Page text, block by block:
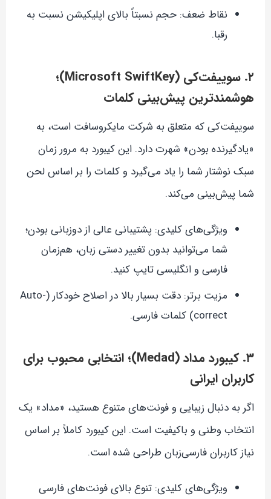
نقاط ضعف: حجم نسبتاً بالای اپلیکیشن نسبت به
رقبا.
۲. سوییفت‌کی (Microsoft SwiftKey)؛
هوشمندترین پیش‌بینی کلمات
سوییفت‌کی که متعلق به شرکت مایکروسافت است، به
«یادگیرنده بودن» شهرت دارد. این کیبورد به مرور زمان
سبک نوشتار شما را یاد می‌گیرد و کلمات را بر اساس لحن
شما پیش‌بینی می‌کند.
ویژگی‌های کلیدی: پشتیبانی عالی از دو‌زبانی بودن؛
شما می‌توانید بدون تغییر دستی زبان، هم‌زمان
فارسی و انگلیسی تایپ کنید.
مزیت برتر: دقت بسیار بالا در اصلاح خودکار (Auto-
correct) کلمات فارسی.
۳. کیبورد مداد (Medad)؛ انتخابی محبوب برای
کاربران ایرانی
اگر به دنبال زیبایی و فونت‌های متنوع هستید، «مداد» یک
انتخاب وطنی و باکیفیت است. این کیبورد کاملاً بر اساس
نیاز کاربران فارسی‌زبان طراحی شده است.
ویژگی‌های کلیدی: تنوع بالای فونت‌های فارسی